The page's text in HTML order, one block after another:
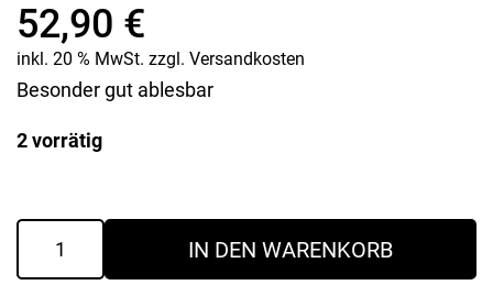
52,90 €
inkl. 20 % MwSt. zzgl. Versandkosten
Besonder gut ablesbar
2 vorrätig
Schwimmbadthermometer
"Neptun"
Menge
IN DEN WARENKORB